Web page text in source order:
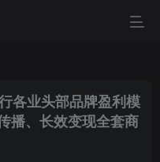
各业头部品牌盈利模
播、长效变现全套商